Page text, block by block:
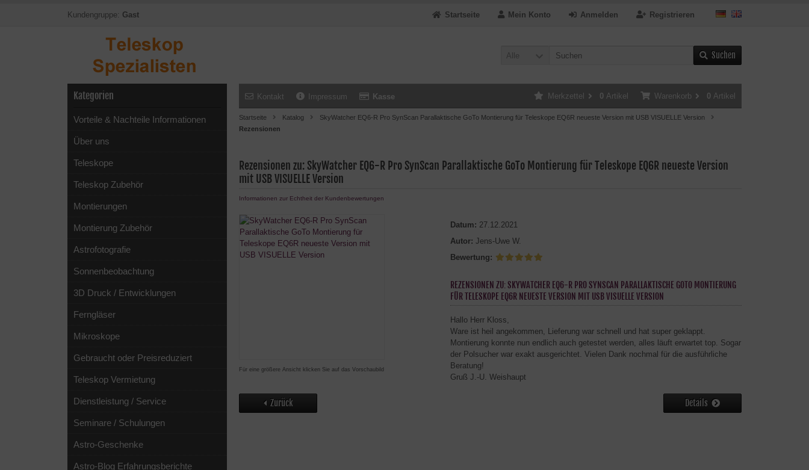
Kundengruppe: Gast Registrieren
Anmelden
Mein Konto
Startseite
Alle Suchen
Kontakt Impressum Kasse Warenkorb 0 Artikel
Merkzettel 0 Artikel
Startseite Katalog
SkyWatcher EQ6-R Pro SynScan Parallaktische GoTo Montierung für Teleskope EQ6R neueste Version mit USB VISUELLE Version
Rezensionen
Rezensionen zu: SkyWatcher EQ6-R Pro SynScan Parallaktische GoTo Montierung für Teleskope EQ6R neueste Version
mit USB VISUELLE Version
Informationen zur Echtheit der Kundenbewertungen
Für eine größere Ansicht klicken Sie auf das Vorschaubild
Datum: 27.12.2021
Autor: Jens-Uwe W.
Bewertung:
REZENSIONEN ZU: SKYWATCHER EQ6-R PRO SYNSCAN PARALLAKTISCHE GOTO MONTIERUNG
FÜR TELESKOPE EQ6R NEUESTE VERSION MIT USB VISUELLE VERSION
Hallo Herr Kloss,
Ware ist heil angekommen, Lieferung war schnell und hat super geklappt.
Montierung konnte nun endlich auch getestet werden, alles läuft erwartet top. Sogar
der Polsucher war exakt ausgerichtet. Vielen Dank nochmal für die ausführliche
Beratung!
Gruß J.-U. Weishaupt
Zurück Details
Kategorien
Vorteile & Nachteile Informationen
Über uns
Teleskope
Teleskop Zubehör
Montierungen
Montierung Zubehör
Astrofotografie
Sonnenbeobachtung
3D Druck / Entwicklungen
Ferngläser
Mikroskope
Gebraucht oder Preisreduziert
Teleskop Vermietung
Dienstleistung / Service
Seminare / Schulungen
Astro-Geschenke
Astro-Blog Erfahrungsberichte